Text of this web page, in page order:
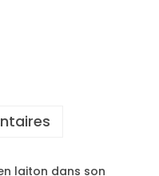
laiton dans son